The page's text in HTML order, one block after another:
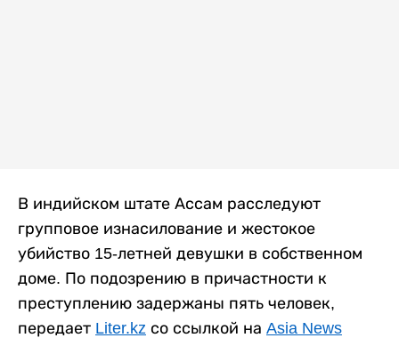
В индийском штате Ассам расследуют
групповое изнасилование и жестокое
убийство 15-летней девушки в собственном
доме. По подозрению в причастности к
преступлению задержаны пять человек,
передает Liter.kz со ссылкой на Asia News